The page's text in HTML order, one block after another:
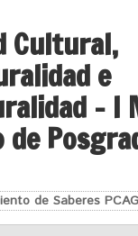
Cultural,
e
– I
de
de Saberes PCAG